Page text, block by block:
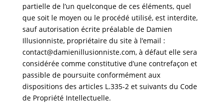
partielle de l’un quelconque de ces éléments, quel
que soit le moyen ou le procédé utilisé, est interdite,
sauf autorisation écrite préalable de Damien
Illusionniste, propriétaire du site à l’email :
contact@damienillusionniste.com, à défaut elle sera
considérée comme constitutive d’une contrefaçon et
passible de poursuite conformément aux
dispositions des articles L.335-2 et suivants du Code
de Propriété Intellectuelle.